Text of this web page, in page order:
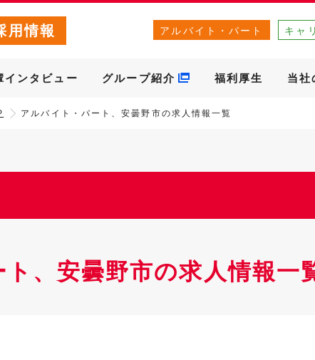
用情報 アルバイト・パート キャ
インタビュー グループ紹介 福利厚生 当社
アルバイト・パート、安曇野市の求人情報一覧
、安曇野市の求人情報一